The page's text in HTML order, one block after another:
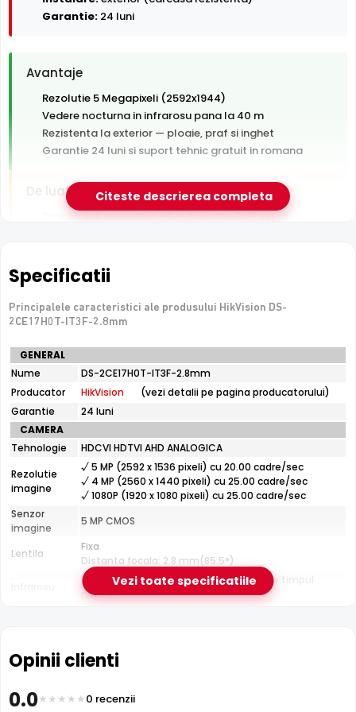
Garantie: 24 luni
Avantaje
Rezolutie 5 Megapixeli (2592x1944)
Vedere nocturna in infrarosu pana la 40 m
Rezistenta la exterior — ploaie, praf si inghet
Garantie 24 luni si suport tehnic gratuit in romana
De luat in calcul
Tehnologie analogica HD — necesita DVR, nu se
e-Camere.ro recomanda acest produs pentru:
curtea si exteriorul casei.
Infrarosu 40m
HikVision DS-2CE17H0T-IT3F-2.8mm dispune de iluminare
infrarosu cu raza de actiune de pana la40 metri, oferind
vizibilitate clara pe intuneric total. LED-urile IR sunt
invizibile ochiului uman si nu deranjeaza.
Citeste descrierea completa
Specificatii
Principalele caracteristici ale produsului HikVision DS-
2CE17H0T-IT3F-2.8mm
Specificatii
tehnice
HikVision
DS-
2CE17H0T-
IT3F-
2.8mm
GENERAL
Nume
DS-2CE17H0T-IT3F-2.8mm
Producator
HikVision
(vezi detalii pe pagina producatorului)
Garantie
24 luni
CAMERA
Tehnologie
HDCVI HDTVI AHD ANALOGICA
Rezolutie
imagine
√ 5 MP (2592 x 1536 pixeli) cu 20.00 cadre/sec
√ 4 MP (2560 x 1440 pixeli) cu 25.00 cadre/sec
√ 1080P (1920 x 1080 pixeli) cu 25.00 cadre/sec
Senzor
imagine
5 MP CMOS
Lentila
Fixa
Distanta focala: 2.8 mm(85.5°)
Pana la 40 metri (pentru vizualizarea pe timpul
noptii)
Protectie
Exterior
Material
Temperatura (-40° ... 60°) Celsius
Vezi toate specificatiile
Opinii clienti
0.0 0 recenzii